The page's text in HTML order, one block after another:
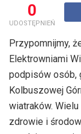
0
UDOSTĘPNIEŃ
Przypomnijmy,
Elektrowniami
podpisów osób,
Kolbuszowej
wiatraków.
zdrowie i